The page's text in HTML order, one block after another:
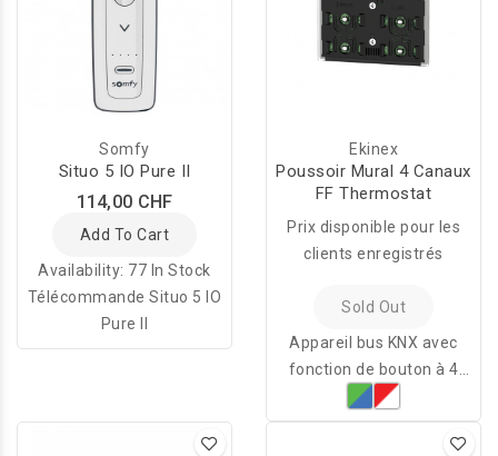
d’interrupteurs Feller
EDIZIOdue, ABB Sidus et
Hager kallysto.line.
Somfy
Situo 5 IO Pure II
114,00 CHF
Add To Cart
Availability: 77 In Stock
Télécommande Situo 5 IO
Pure II
Ekinex
Poussoir Mural 4 Canaux
FF Thermostat
Prix disponible pour les
clients enregistrés
Sold Out
Appareil bus KNX avec
fonction de bouton à 4
canaux (max. 8 fonctions
indépendantes) et sonde